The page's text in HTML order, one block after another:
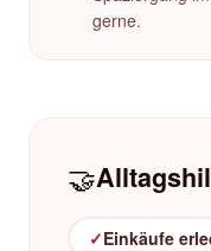
gerne.
🤝
✓Einkäufe